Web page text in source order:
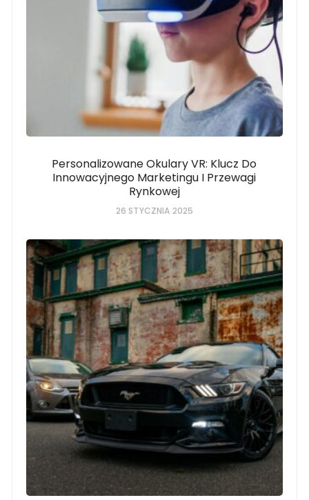
Personalizowane Okulary VR: Klucz Do
Innowacyjnego Marketingu I Przewagi
Rynkowej
26 STYCZNIA 2025